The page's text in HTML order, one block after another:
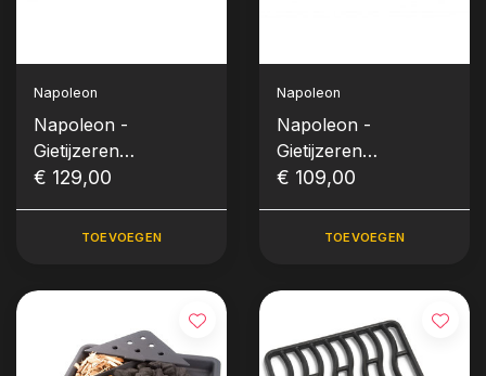
Napoleon
Napoleon -
Gietijzeren
grillroosters voor
PRO 500 (per set)
€ 129,00
TOEVOEGEN
Napoleon
Napoleon -
Gietijzeren
grillroosters voor
€ 109,00
TOEVOEGEN